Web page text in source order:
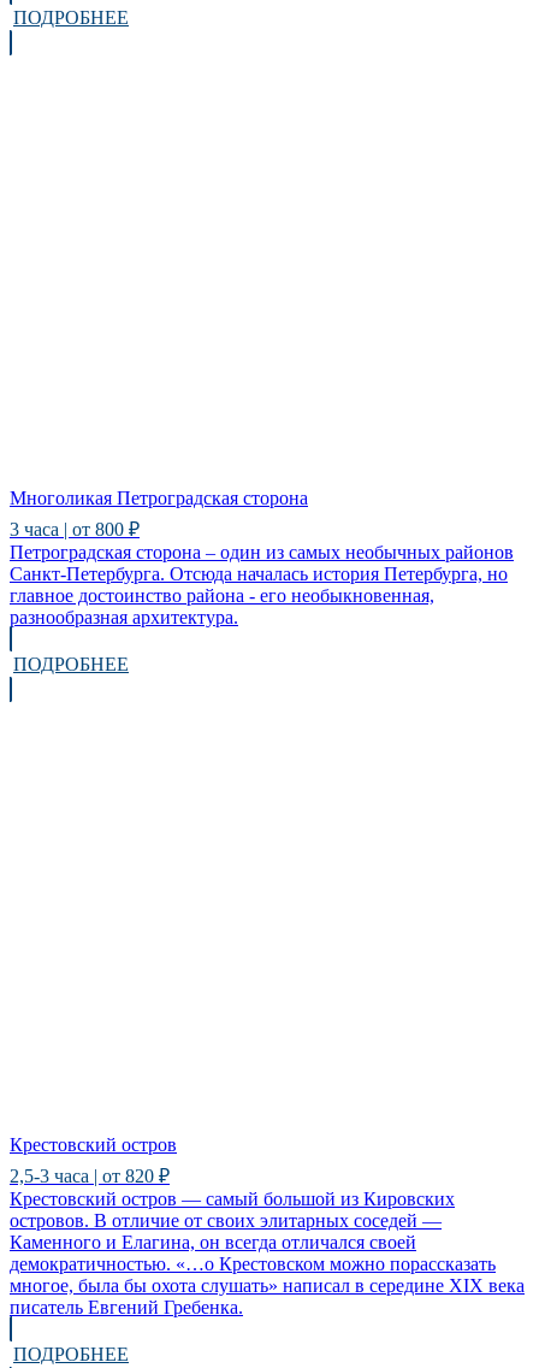
ПОДРОБНЕЕ
Многоликая Петроградская сторона
3 часа | от 800 ₽
Петроградская сторона – один из самых необычных районов
Санкт-Петербурга. Отсюда началась история Петербурга, но
главное достоинство района - его необыкновенная,
разнообразная архитектура.
ПОДРОБНЕЕ
Крестовский остров
2,5-3 часа | от 820 ₽
Крестовский остров — самый большой из Кировских
островов. В отличие от своих элитарных соседей —
Каменного и Елагина, он всегда отличался своей
демократичностью. «…о Крестовском можно порассказать
многое, была бы охота слушать» написал в середине XIX века
писатель Евгений Гребенка.
ПОДРОБНЕЕ